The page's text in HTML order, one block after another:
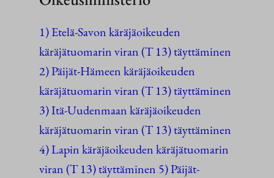
1) Etelä-Savon käräjäoikeuden
käräjätuomarin viran (T 13) täyttäminen
2) Päijät-Hämeen käräjäoikeuden
käräjätuomarin viran (T 13) täyttäminen
3) Itä-Uudenmaan käräjäoikeuden
käräjätuomarin viran (T 13) täyttäminen
4) Lapin käräjäoikeuden käräjätuomarin
viran (T 13) täyttäminen 5) Päijät-